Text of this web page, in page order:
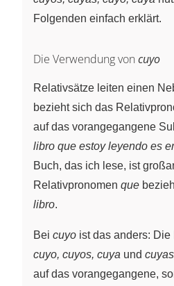
Folgenden einfach erklärt.
Die Verwendung von cuyo
Relativsätze leiten einen
bezieht sich das
auf das vorangegangene
libro que estoy leyendo es
Buch, das ich lese, ist
Relativpronomen que
libro.
Bei cuyo ist das anders:
cuyo, cuyos, cuya und cuyas
auf das vorangegangene,